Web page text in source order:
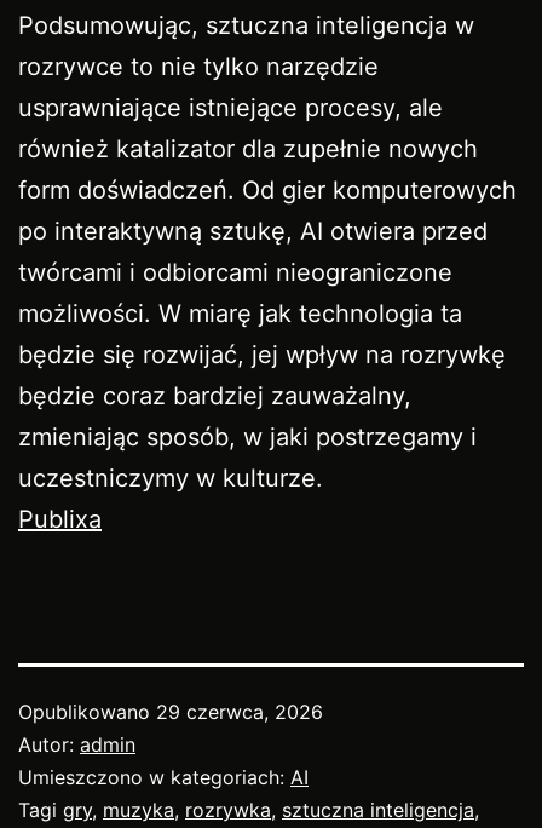
Podsumowując, sztuczna inteligencja w
rozrywce to nie tylko narzędzie
usprawniające istniejące procesy, ale
również katalizator dla zupełnie nowych
form doświadczeń. Od gier komputerowych
po interaktywną sztukę, AI otwiera przed
twórcami i odbiorcami nieograniczone
możliwości. W miarę jak technologia ta
będzie się rozwijać, jej wpływ na rozrywkę
będzie coraz bardziej zauważalny,
zmieniając sposób, w jaki postrzegamy i
uczestniczymy w kulturze.
Publixa
Opublikowano 29 czerwca, 2026
Autor: admin
Umieszczono w kategoriach: AI
Tagi gry, muzyka, rozrywka, sztuczna inteligencja,